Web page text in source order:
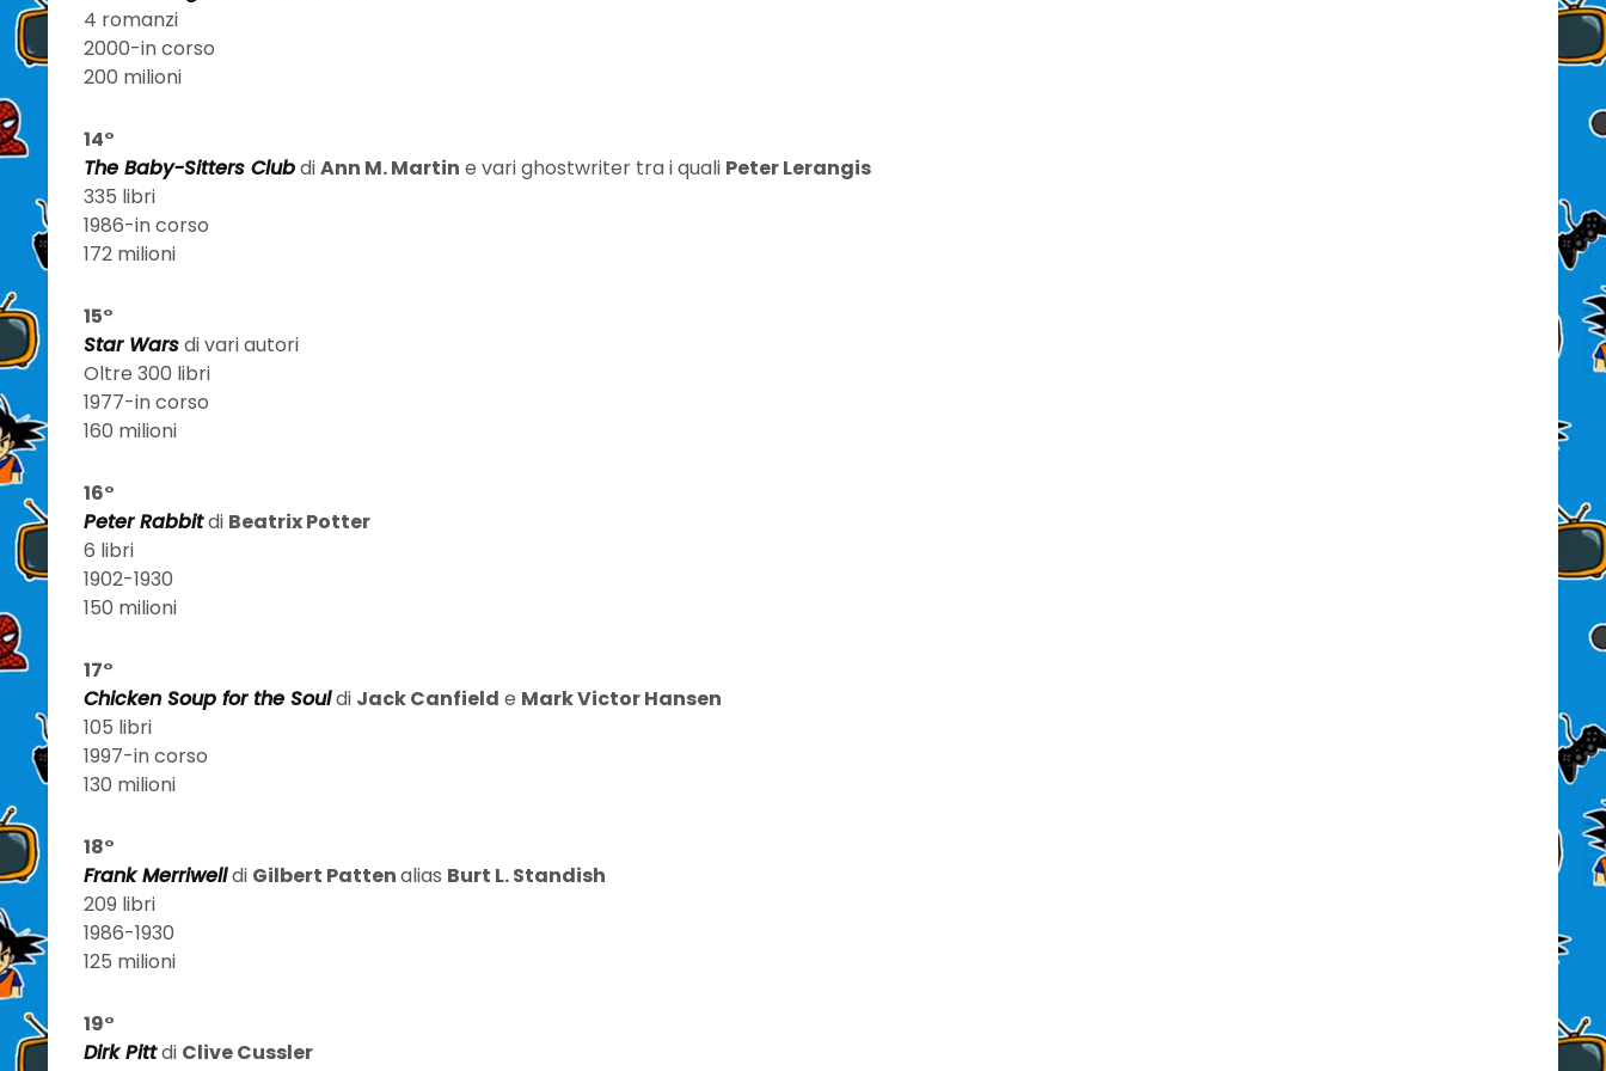
4 romanzi
2000-in corso
200 milioni
14°
The Baby-Sitters ClubdiAnn M. Martin e vari ghostwriter tra i quali Peter Lerangis
335 libri
1986-in corso
172 milioni
15°
Star Warsdi vari autori
Oltre 300 libri
1977-in corso
160 milioni
16°
Peter Rabbitdi Beatrix Potter
6 libri
1902-1930
150 milioni
17°
Chicken Soup for the Souldi Jack Canfield e Mark Victor Hansen
105 libri
1997-in corso
130 milioni
18°
Frank Merriwelldi Gilbert Pattenalias Burt L. Standish
209 libri
1986-1930
125 milioni
19°
Dirk Pittdi Clive Cussler